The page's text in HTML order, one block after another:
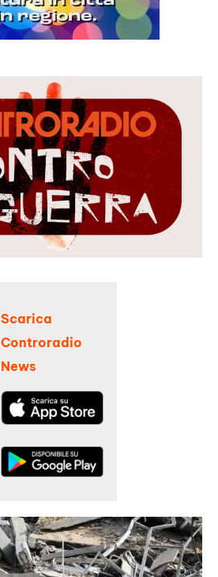
Scarica
Controradio
News